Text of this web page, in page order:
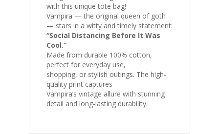
with this unique tote bag!
Vampira — the original queen of goth
— stars in a witty and timely statement:
“Social Distancing Before It Was
Cool.”
Made from durable 100% cotton,
perfect for everyday use,
shopping, or stylish outings. The high-
quality print captures
Vampira’s vintage allure with stunning
detail and long-lasting durability.